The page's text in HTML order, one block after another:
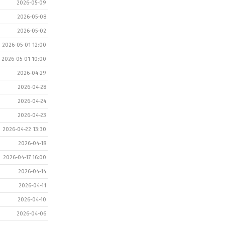
2026-05-09
2026-05-08
2026-05-02
2026-05-01 12:00
2026-05-01 10:00
2026-04-29
2026-04-28
2026-04-24
2026-04-23
2026-04-22 13:30
2026-04-18
2026-04-17 16:00
2026-04-14
2026-04-11
2026-04-10
2026-04-06